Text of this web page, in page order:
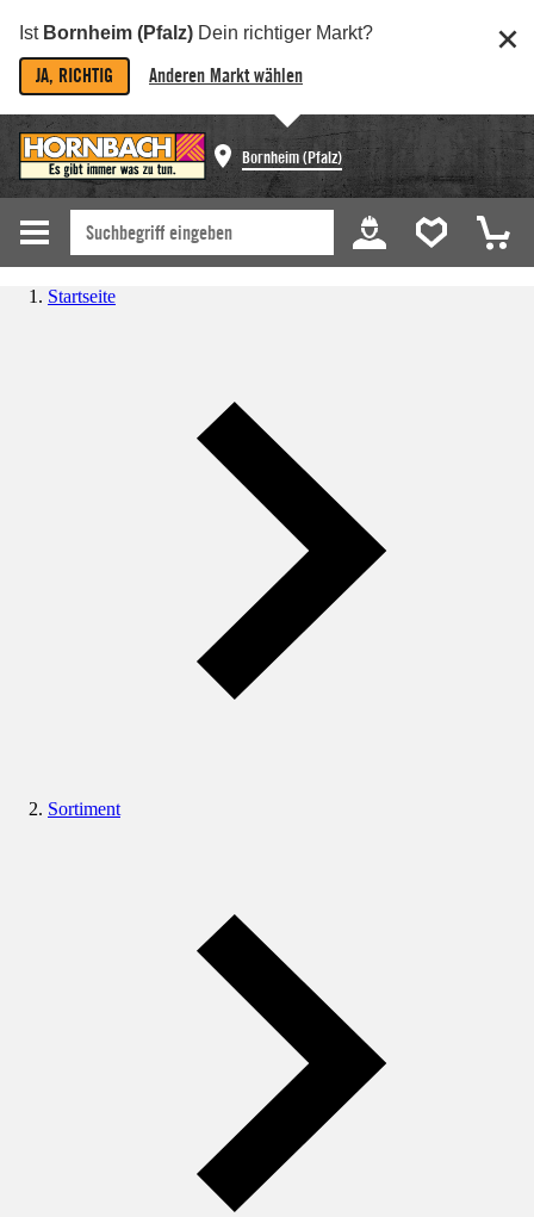
Ist Bornheim (Pfalz) Dein richtiger Markt?
JA, RICHTIG Anderen Markt wählen
Bornheim (Pfalz)
Startseite
Sortiment